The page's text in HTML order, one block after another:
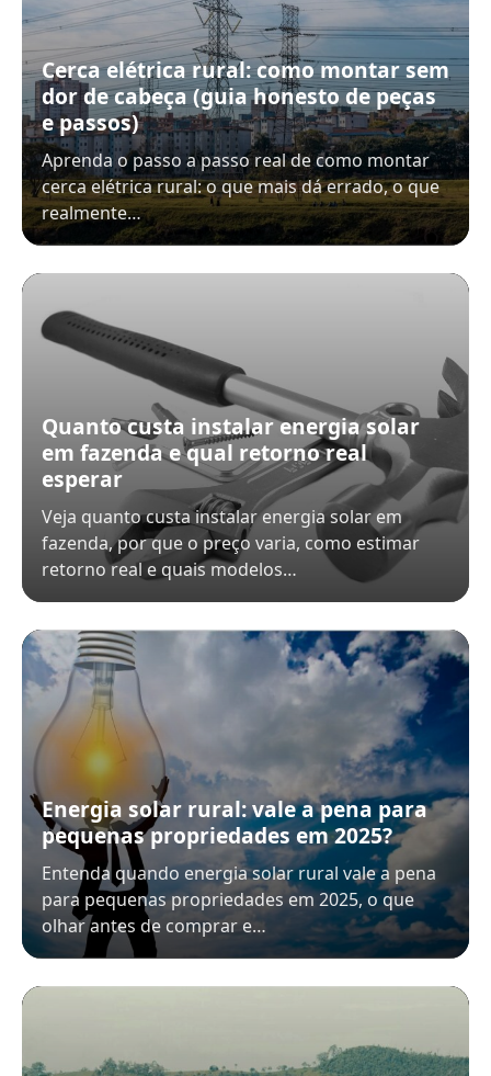
Cerca elétrica rural: como montar sem
dor de cabeça (guia honesto de peças
e passos)
Aprenda o passo a passo real de como montar
cerca elétrica rural: o que mais dá errado, o que
realmente…
Quanto custa instalar energia solar
em fazenda e qual retorno real
esperar
Veja quanto custa instalar energia solar em
fazenda, por que o preço varia, como estimar
retorno real e quais modelos…
Energia solar rural: vale a pena para
pequenas propriedades em 2025?
Entenda quando energia solar rural vale a pena
para pequenas propriedades em 2025, o que
olhar antes de comprar e…